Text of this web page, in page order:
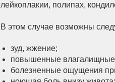
лейкоплакии, полипах,
В этом случае возможны
зуд, жжение;
повышенные влагалищные
болезненные ощущения